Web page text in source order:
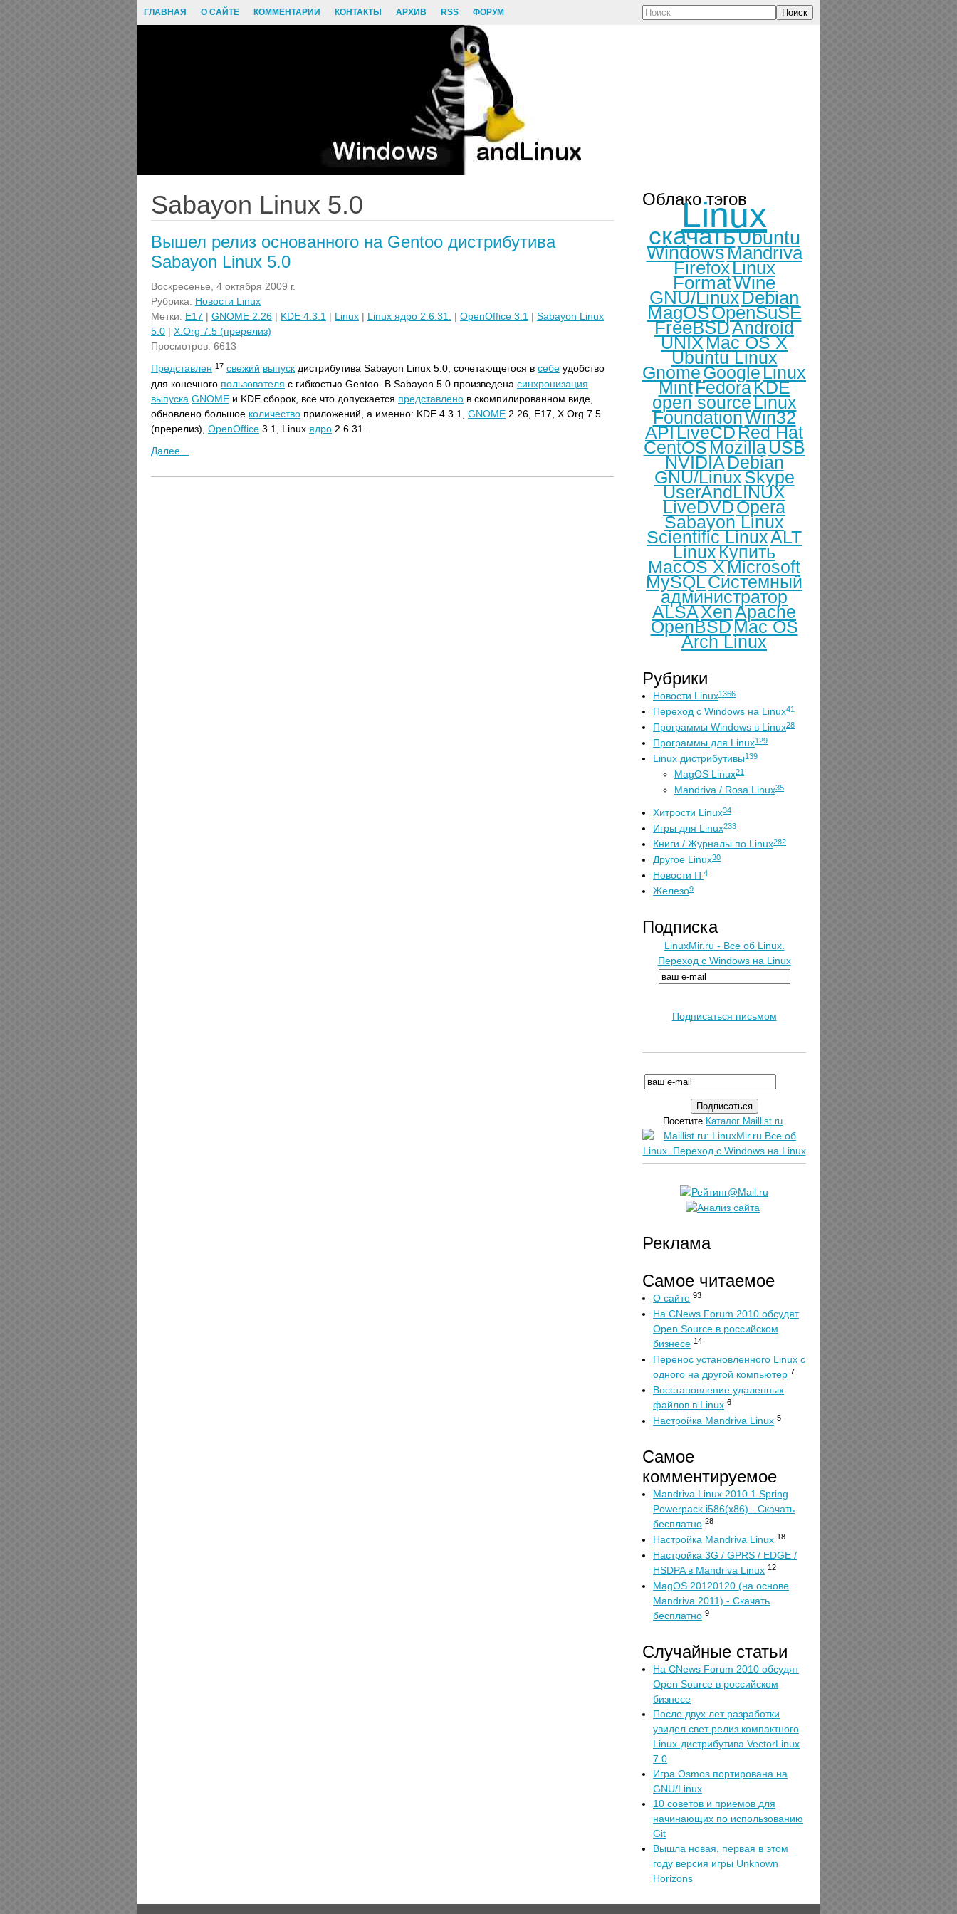
ГЛАВНАЯ О САЙТЕ КОММЕНТАРИИ КОНТАКТЫ АРХИВ RSS ФОРУМ Поиск
Sabayon Linux 5.0
Вышел релиз основанного на Gentoo дистрибутива
Sabayon Linux 5.0
Воскресенье, 4 октября 2009 г.
Рубрика: Новости Linux
Метки: E17 | GNOME 2.26 | KDE 4.3.1 | Linux | Linux ядро 2.6.31. | OpenOffice 3.1 | Sabayon Linux
5.0 | X.Org 7.5 (пререлиз)
Просмотров: 6613
Представлен 17 свежий выпуск дистрибутива Sabayon Linux 5.0, сочетающегося в себе удобство
для конечного пользователя с гибкостью Gentoo. В Sabayon 5.0 произведена синхронизация
выпуска GNOME и KDE сборок, все что допускается представлено в скомпилированном виде,
обновлено большое количество приложений, а именно: KDE 4.3.1, GNOME 2.26, E17, X.Org 7.5
(пререлиз), OpenOffice 3.1, Linux ядро 2.6.31.
Далее...
Облако тэгов
Linux
скачатьUbuntu
WindowsMandriva
FirefoxLinux
FormatWine
GNU/LinuxDebian
MagOSOpenSuSE
FreeBSDAndroid
UNIXMac OS X
Ubuntu Linux
GnomeGoogleLinux
MintFedoraKDE
open sourceLinux
FoundationWin32
APILiveCDRed Hat
CentOSMozillaUSB
NVIDIADebian
GNU/LinuxSkype
UserAndLINUX
LiveDVDOpera
Sabayon Linux
Scientific LinuxALT
LinuxКупить
MacOS XMicrosoft
MySQLСистемный
администратор
ALSAXenApache
OpenBSD Mac OS
Arch Linux
Рубрики
Новости Linux1366
Переход с Windows на Linux41
Программы Windows в Linux28
Программы для Linux129
Linux дистрибутивы139
MagOS Linux21
Mandriva / Rosa Linux35
Хитрости Linux34
Игры для Linux233
Книги / Журналы по Linux282
Другое Linux30
Новости IT4
Железо9
Подписка
LinuxMir.ru - Все об Linux.
Переход с Windows на Linux
Подписаться письмом
Посетите Каталог Maillist.ru.
Реклама
Самое читаемое
О сайте 93
На CNews Forum 2010 обсудят
Open Source в российском
бизнесе 14
Перенос установленного Linux с
одного на другой компьютер 7
Восстановление удаленных
файлов в Linux 6
Настройка Mandriva Linux 5
Самое
комментируемое
Mandriva Linux 2010.1 Spring
Powerpack i586(x86) - Скачать
бесплатно 28
Настройка Mandriva Linux 18
Настройка 3G / GPRS / EDGE /
HSDPA в Mandriva Linux 12
MagOS 20120120 (на основе
Mandriva 2011) - Скачать
бесплатно 9
Случайные статьи
На CNews Forum 2010 обсудят
Open Source в российском
бизнесе
После двух лет разработки
увидел свет релиз компактного
Linux-дистрибутива VectorLinux
7.0
Игра Osmos портирована на
GNU/Linux
10 советов и приемов для
начинающих по использованию
Git
Вышла новая, первая в этом
году версия игры Unknown
Horizons